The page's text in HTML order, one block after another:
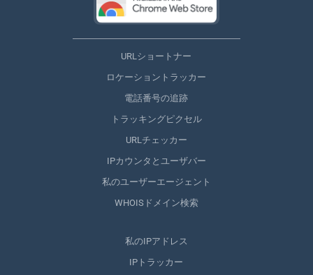
URLショートナー
ロケーショントラッカー
電話番号の追跡
トラッキングピクセル
URLチェッカー
IPカウンタとユーザバー
私のユーザーエージェント
WHOISドメイン検索
私のIPアドレス
IPトラッカー